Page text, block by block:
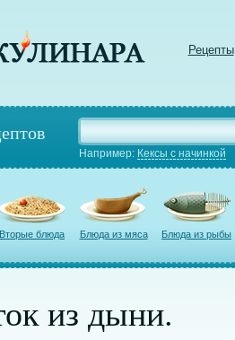
Рецепты
Например: Кексы с начинкой
Вторые блюда Блюда из мяса Блюда из рыбы
из дыни.